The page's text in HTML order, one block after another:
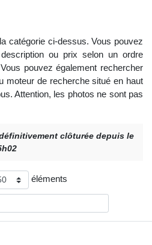
catégorie ci-dessus. Vous pouvez
ou prix selon un ordre
pouvez également rechercher
moteur de recherche situé en haut
Attention, les photos ne sont pas
clôturée depuis le
éléments